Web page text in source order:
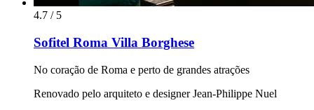
4.7 / 5
Sofitel Roma Villa Borghese
No coração de Roma e perto de grandes atrações
Renovado pelo arquiteto e designer Jean-Philippe Nuel